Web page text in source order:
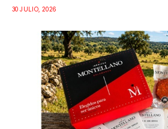
30 JULIO, 2026